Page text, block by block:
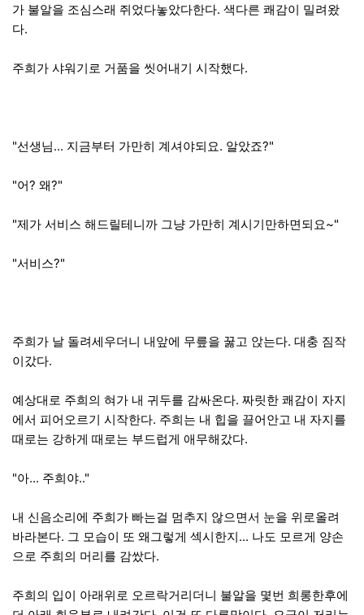
가 불알을 조심스래 쥐었다놓았다한다. 색다른 쾌감이 밀려왔
다.
주희가 샤워기로 거품을 씻어내기 시작했다.
"선생님... 지금부터 가만히 계셔야되요. 알았죠?"
"어? 왜?"
"제가 서비스 해드릴테니까 그냥 가만히 계시기만하면되요~"
"서비스?"
주희가 날 돌려세우더니 내앞에 무릎을 꿇고 앉는다. 대충 짐작
이갔다.
예상대로 주희의 혀가 내 귀두를 감싸온다. 짜릿한 쾌감이 자지
에서 피어오르기 시작한다. 주희는 내 힙을 끌어안고 내 자지를
때로는 강하게 때로는 부드럽게 애무해갔다.
"아... 주희야.."
내 신음소리에 주희가 빠는걸 멈추지 않으면서 눈을 위로올려
바라본다. 그 모습이 또 왜그렇게 섹시한지... 나도 모르게 양손
으로 주희의 머리를 감쌌다.
주희의 입이 아래위로 오르락거리더니 불알을 몇번 희롱한후에